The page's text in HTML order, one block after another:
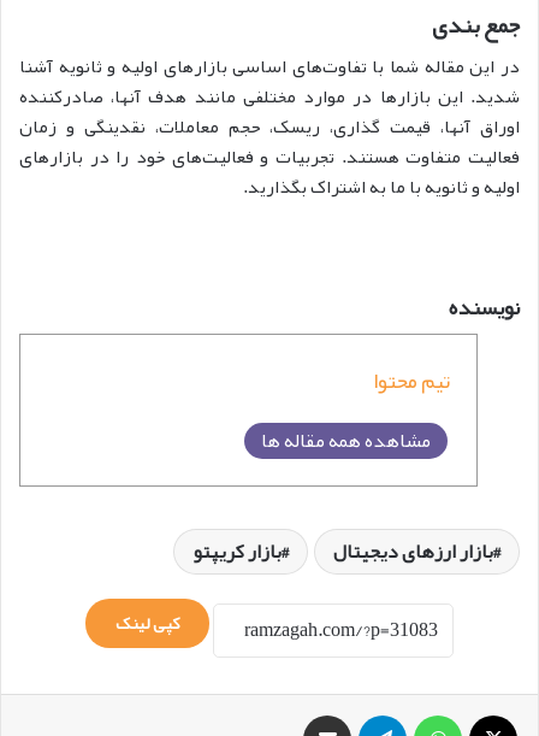
جمع بندی
در این مقاله شما با تفاوت‌های اساسی بازارهای اولیه و ثانویه آشنا
شدید. این بازارها در موارد مختلفی مانند هدف آنها، صادرکننده
اوراق آنها، قیمت گذاری، ریسک، حجم معاملات، نقدینگی و زمان
فعالیت متفاوت هستند. تجربیات و فعالیت‌های خود را در بازارهای
اولیه و ثانویه با ما به اشتراک بگذارید.
نویسنده
تیم محتوا
مشاهده همه مقاله ها
بازار ارزهای دیجیتال بازار کریپتو
کپی لینک